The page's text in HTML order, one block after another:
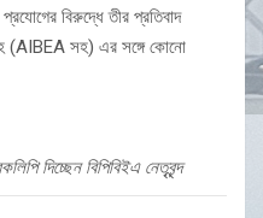
বিরুদ্ধে তীর প্রতিবাদ
(AIBEA সহ) এর সঙ্গে কোনো
দিচ্ছেন বিপিবিইএ নেতৃবৃন্দ